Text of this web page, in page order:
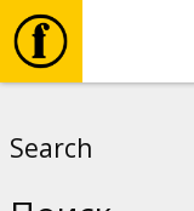
Search